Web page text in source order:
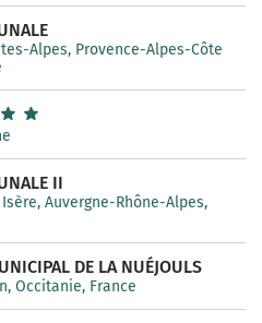
Alpes, Provence-Alpes-Côte
II
Isère, Auvergne-Rhône-Alpes,
DE LA NUÉJOULS
Occitanie, France